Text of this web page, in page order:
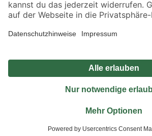
Alle Preisangaben in EUR inkl. gesetzl. MwSt.. Die
Umständen nicht in allen Märkten verfügbar. Die angegebenen
Produkte nur solange der Vorrat reicht.
*Paketversand ab 59 € versandkostenfrei, gilt nicht für Artikel
Privatsphäre Impressum
Nutzungsbedingungen
Widerrufsrecht
© 2026 toom Baumarkt GmbH